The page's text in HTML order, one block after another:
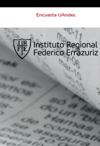
Encuesta UAndes